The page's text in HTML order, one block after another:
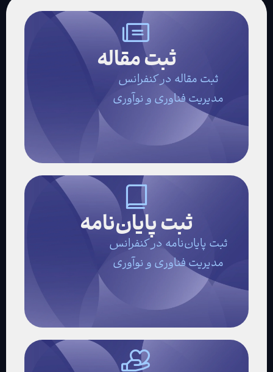
ثبت مقاله
ثبت مقاله در کنفرانس
مدیریت فناوری و نوآوری
ثبت پایان‌نامه
ثبت پایان‌نامه در کنفرانس
مدیریت فناوری و نوآوری